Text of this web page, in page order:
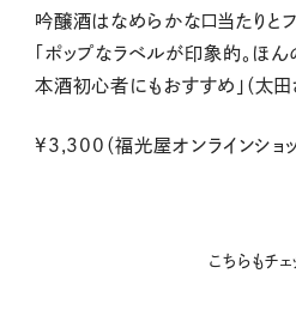
吟醸酒はなめらかな口当たりと
「ポップなラベルが印象的。ほん
本酒初心者にもおすすめ」（太田
¥3,300（福光屋オンラインショッ
こちらもチェ